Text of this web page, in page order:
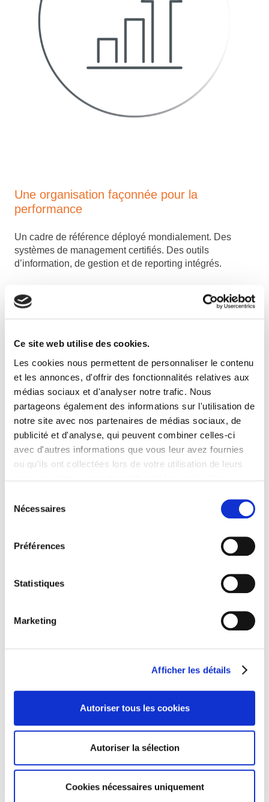
Ce site web utilise des cookies.
Les cookies nous permettent de personnaliser le contenu
et les annonces, d'offrir des fonctionnalités relatives aux
médias sociaux et d'analyser notre trafic. Nous
partageons également des informations sur l'utilisation de
notre site avec nos partenaires de médias sociaux, de
publicité et d'analyse, qui peuvent combiner celles-ci
avec d'autres informations que vous leur avez fournies
ou qu'ils ont collectées lors de votre utilisation de leurs
Nécessaires
Préférences
Statistiques
Marketing
Afficher les détails
Autoriser tous les cookies
Autoriser la sélection
Cookies nécessaires uniquement
Une organisation façonnée pour la
performance
Un cadre de référence déployé mondialement. Des
systèmes de management certifiés. Des outils
d’information, de gestion et de reporting intégrés.
Un écosystème dynamique de partenaires
culture du
partenariat
avec les clients et les fournisseurs. Un